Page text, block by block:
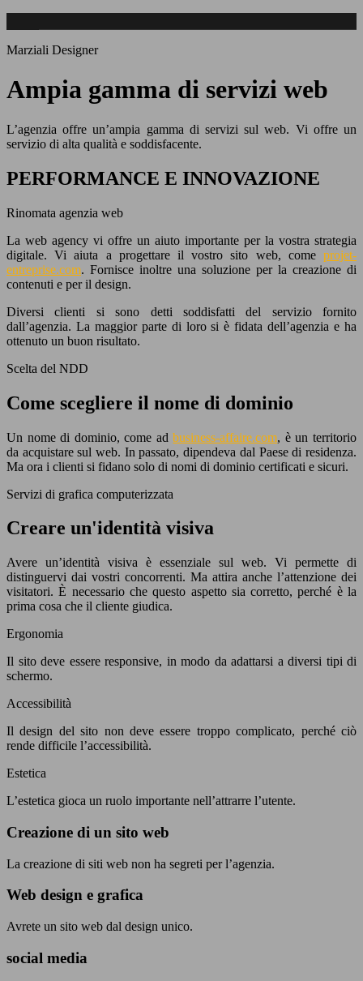
Marziali Designer
Ampia gamma di servizi web
L’agenzia offre un’ampia gamma di servizi sul web. Vi offre un
servizio di alta qualità e soddisfacente.
PERFORMANCE E INNOVAZIONE
Rinomata agenzia web
La web agency vi offre un aiuto importante per la vostra strategia
digitale. Vi aiuta a progettare il vostro sito web, come projet-
entreprise.com. Fornisce inoltre una soluzione per la creazione di
contenuti e per il design.
Diversi clienti si sono detti soddisfatti del servizio fornito
dall’agenzia. La maggior parte di loro si è fidata dell’agenzia e ha
ottenuto un buon risultato.
Scelta del NDD
Come scegliere il nome di dominio
Un nome di dominio, come adbusiness-affaire.com, è un territorio
da acquistare sul web. In passato, dipendeva dal Paese di residenza.
Ma ora i clienti si fidano solo di nomi di dominio certificati e sicuri.
Servizi di grafica computerizzata
Creare un'identità visiva
Avere un’identità visiva è essenziale sul web. Vi permette di
distinguervi dai vostri concorrenti. Ma attira anche l’attenzione dei
visitatori. È necessario che questo aspetto sia corretto, perché è la
prima cosa che il cliente giudica.
Ergonomia
Il sito deve essere responsive, in modo da adattarsi a diversi tipi di
schermo.
Accessibilità
Il design del sito non deve essere troppo complicato, perché ciò
rende difficile l’accessibilità.
Estetica
L’estetica gioca un ruolo importante nell’attrarre l’utente.
Creazione di un sito web
La creazione di siti web non ha segreti per l’agenzia.
Web design e grafica
Avrete un sito web dal design unico.
social media